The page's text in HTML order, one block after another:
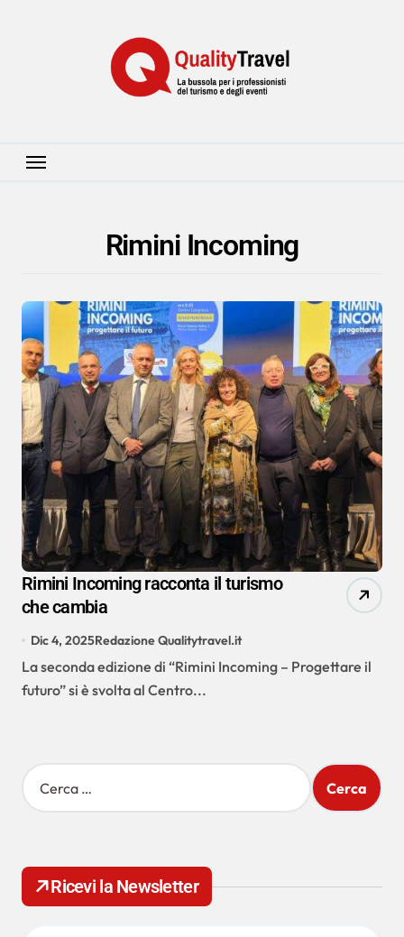
Rimini Incoming
Rimini Incoming racconta il turismo
che cambia
Dic 4, 2025Redazione Qualitytravel.it
La seconda edizione di “Rimini Incoming – Progettare il
futuro” si è svolta al Centro...
R
i
c
p
Ricevi la Newsletter